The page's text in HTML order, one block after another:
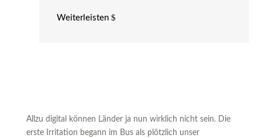
Weiterleisten
Allzu digital können Länder ja nun wirklich nicht sein. Die
erste Irritation begann im Bus als plötzlich unser